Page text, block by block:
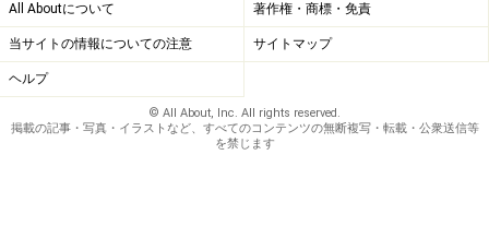
いえる。
1) ＋1
2) 0
3) －1
All Aboutについて 著作権・商標・免責
当サイトの情報についての注意 サイトマップ
ヘルプ
© All About, Inc. All rights reserved.
掲載の記事・写真・イラストなど、すべてのコンテンツの無断複写・転載・公衆送信等
を禁じます